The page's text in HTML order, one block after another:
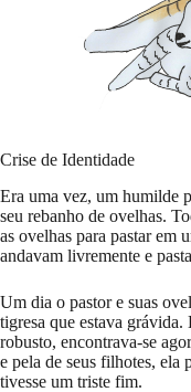
Crise de Identidade
Era uma vez, um humilde
seu rebanho de ovelhas.
as ovelhas para pastar em
andavam livremente e
Um dia o pastor e suas
tigresa que estava grávida.
robusto, encontrava-se
e pela de seus filhotes, ela
tivesse um triste fim.